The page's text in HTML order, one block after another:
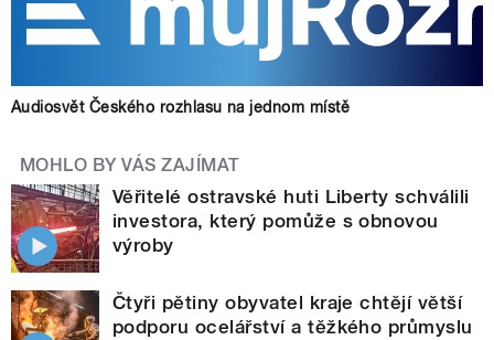
Audiosvět Českého rozhlasu na jednom místě
MOHLO BY VÁS ZAJÍMAT
Věřitelé ostravské huti Liberty schválili
investora, který pomůže s obnovou
výroby
Čtyři pětiny obyvatel kraje chtějí větší
podporu ocelářství a těžkého průmyslu